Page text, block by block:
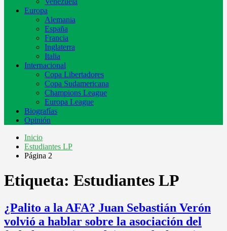
Europa
Alemania
España
Francia
Inglaterra
Italia
Internacional
Copa Libertadores
Copa Sudamericana
Champions League
Europa League
Biografías
Opinión
Inicio
Estudiantes LP
Página 2
Etiqueta: Estudiantes LP
¿Palito a la AFA? Juan Sebastián Verón
volvió a hablar sobre la asociación del